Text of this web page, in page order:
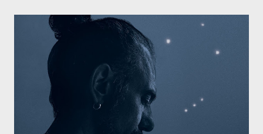
La canzone racconta la difficoltà di creare, e perfino di esistere,
sotto il peso della realtà. Ma lo fa cercando una via d’uscita, una
forma di assoluzione, nel vivere e nel suonare, nel trovare respiro
anche quando l’aria sembra farsi più densa. Il brano è anche una
dichiarazione d’intenti: Cico Messina apre il suo nuovo percorso
artistico con una composizi...